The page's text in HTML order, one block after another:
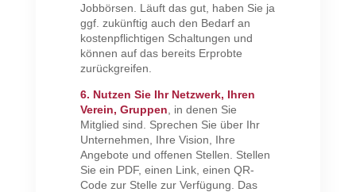
Jobbörsen. Läuft das gut, haben Sie ja
ggf. zukünftig auch den Bedarf an
kostenpflichtigen Schaltungen und
können auf das bereits Erprobte
zurückgreifen.
6. Nutzen Sie Ihr Netzwerk, Ihren
Verein, Gruppen , in denen Sie
Mitglied sind. Sprechen Sie über Ihr
Unternehmen, Ihre Vision, Ihre
Angebote und offenen Stellen. Stellen
Sie ein PDF, einen Link, einen QR-
Code zur Stelle zur Verfügung. Das